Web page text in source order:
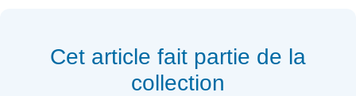
Cet article fait partie de la
collection